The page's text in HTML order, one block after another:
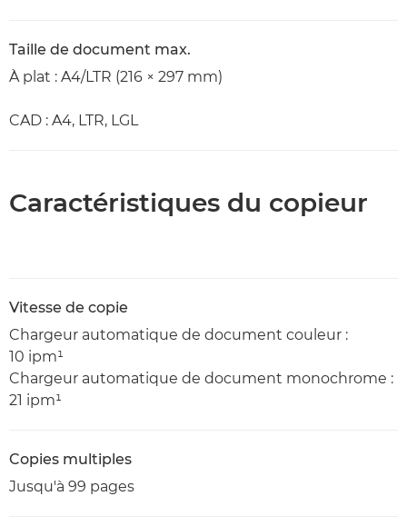
Taille de document max.
À plat : A4/LTR (216 × 297 mm)
CAD : A4, LTR, LGL
Caractéristiques du copieur
Vitesse de copie
Chargeur automatique de document couleur :
10 ipm¹
Chargeur automatique de document monochrome :
21 ipm¹
Copies multiples
Jusqu'à 99 pages